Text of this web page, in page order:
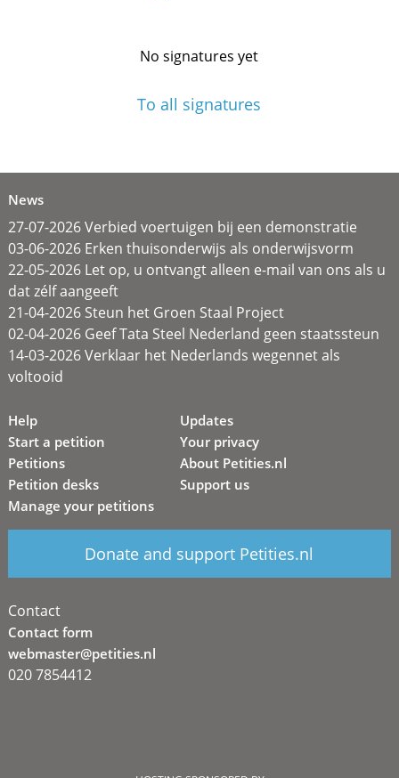
No signatures yet
To all signatures
News
27-07-2026 Verbied voertuigen bij een demonstratie
03-06-2026 Erken thuisonderwijs als onderwijsvorm
22-05-2026 Let op, u ontvangt alleen e-mail van ons als u
dat zélf aangeeft
21-04-2026 Steun het Groen Staal Project
02-04-2026 Geef Tata Steel Nederland geen staatssteun
14-03-2026 Verklaar het Nederlands wegennet als
voltooid
Help
Start a petition
Petitions
Petition desks
Manage your petitions
Updates
Your privacy
About Petities.nl
Support us
Donate and support Petities.nl
Contact
Contact form
webmaster@petities.nl
020 7854412